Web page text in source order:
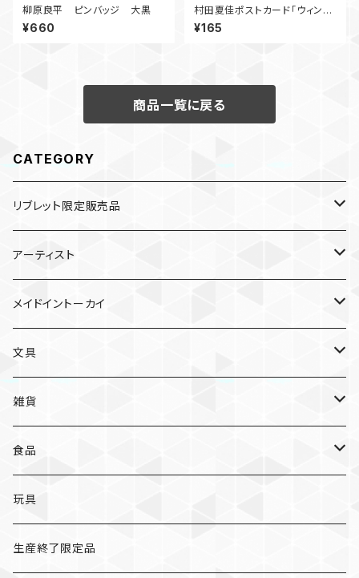
柳原良平 ピンバッジ 大黒
¥660
村田夏佳ポストカード「ウィンナ
ーコーヒー」
¥165
商品一覧に戻る
CATEGORY
リブレット限定販売品
雑貨
ガチャガチャ
入浴料
スリッパ
食品
ラーメン
カレー
文具
ペンケース
メモパッド
アーティスト
村田夏佳
入浴料
ガチャガチャ
NAMIKO
オトンノアトリエ
むらまつしおり
ますこえり
柳原良平
メイドイントーカイ
愛知
岐阜
三重
静岡
文具
ポストカード/カード
クリアファイル
レターセット
そえぶみ箋/遊び箋/小文箋
雑貨
猫ちゃんアルファベットチャーム
A
B
入浴料
ガチャガチャ
食品
カレー
ラーメン
玩具
生産終了限定品